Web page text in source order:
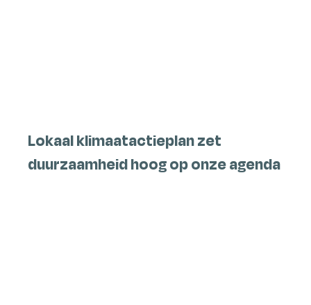
Lokaal klimaatactieplan zet
duurzaamheid hoog op onze agenda